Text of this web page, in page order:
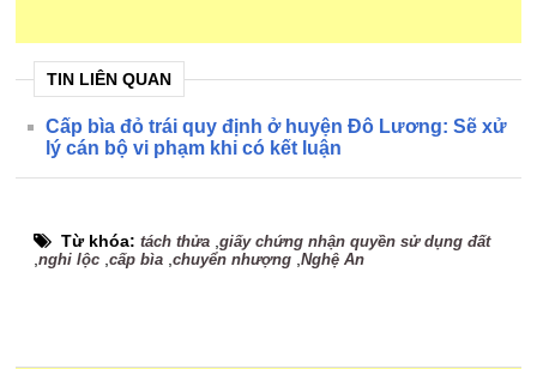
TIN LIÊN QUAN
Cấp bìa đỏ trái quy định ở huyện Đô Lương: Sẽ xử
lý cán bộ vi phạm khi có kết luận
Từ khóa:tách thửa ,giấy chứng nhận quyền sử dụng đất
,nghi lộc ,cấp bìa ,chuyển nhượng ,Nghệ An